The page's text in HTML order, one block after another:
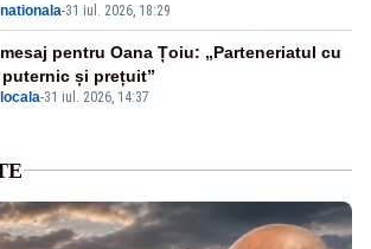
-31 iul. 2026, 18:29
-31 iul. 2026, 14:37
pentru Oana Țoiu: „Parteneriatul cu
puternic și prețuit”